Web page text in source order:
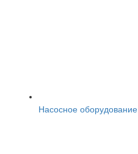
Насосное оборудование